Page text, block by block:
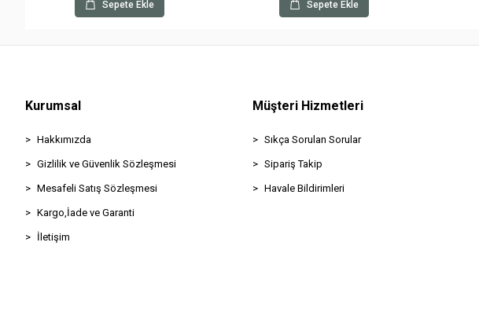
Sepete Ekle Sepete Ekle
Kurumsal
Hakkımızda
Gizlilik ve Güvenlik Sözleşmesi
Mesafeli Satış Sözleşmesi
Kargo,İade ve Garanti
İletişim
Müşteri Hizmetleri
Sıkça Sorulan Sorular
Sipariş Takip
Havale Bildirimleri